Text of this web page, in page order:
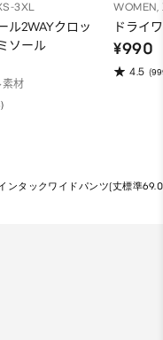
3XL
ル2WAYクロッ
ソール
素材
WOMEN,
ドライ
¥990
4.5
ンタックワイドパンツ(丈標準